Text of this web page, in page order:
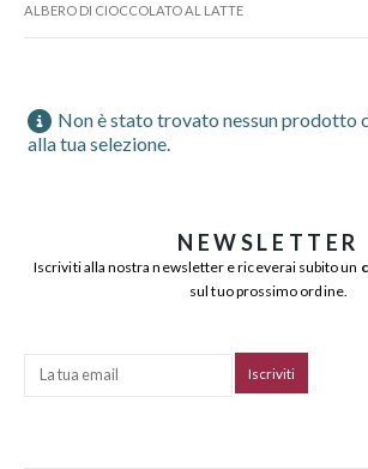
ALBERO DI CIOCCOLATO AL LATTE
Non è stato trovato nessun prodotto
alla tua selezione.
NEWSLETTER
Iscriviti alla nostra newsletter e riceverai subito un
sul tuo prossimo ordine.